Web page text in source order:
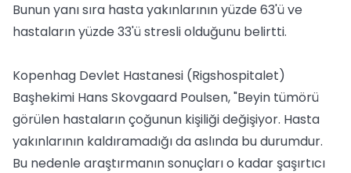
Bunun yanı sıra hasta yakınlarının yüzde 63'ü ve
hastaların yüzde 33'ü stresli olduğunu belirtti.
Kopenhag Devlet Hastanesi (Rigshospitalet)
Başhekimi Hans Skovgaard Poulsen, "Beyin tümörü
görülen hastaların çoğunun kişiliği değişiyor. Hasta
yakınlarının kaldıramadığı da aslında bu durumdur.
Bu nedenle araştırmanın sonuçları o kadar şaşırtıcı